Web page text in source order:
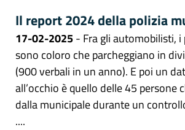
Il report 2024 della polizia
17-02-2025- Fra gli automobilisti,
sono coloro che parcheggiano in
(900 verbali in un anno). E poi un
all’occhio è quello delle 45 persone
dalla municipale durante un
....